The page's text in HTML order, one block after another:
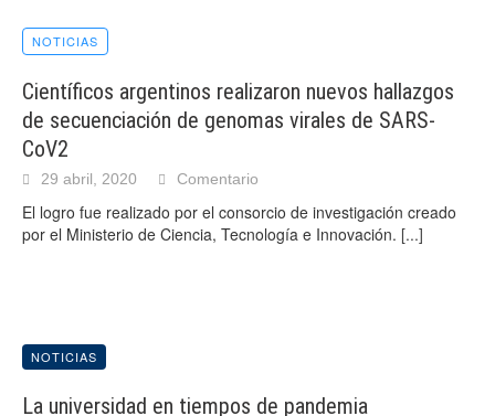
NOTICIAS
Científicos argentinos realizaron nuevos hallazgos
de secuenciación de genomas virales de SARS-
CoV2
29 abril, 2020 Comentario
El logro fue realizado por el consorcio de investigación creado
por el Ministerio de Ciencia, Tecnología e Innovación. [...]
NOTICIAS
La universidad en tiempos de pandemia